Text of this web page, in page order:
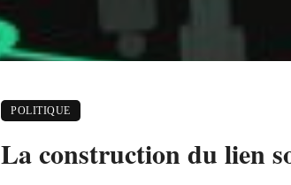
POLITIQUE
La construction du lien